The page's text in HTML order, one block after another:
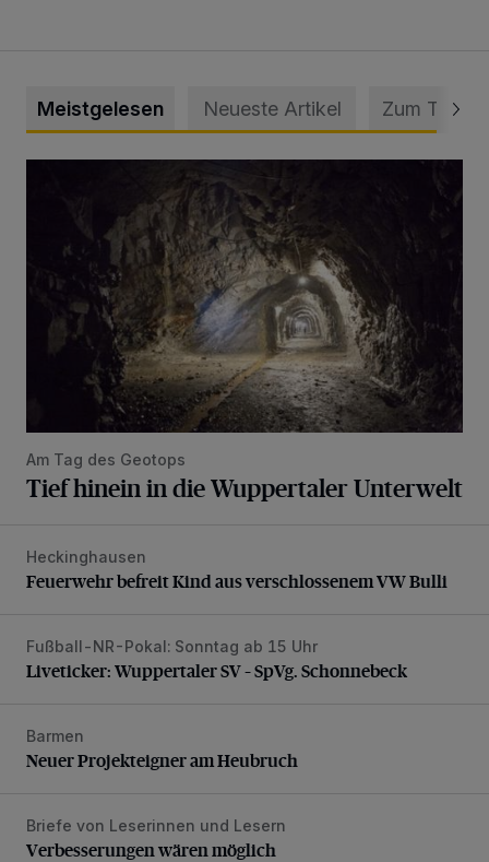
Meistgelesen Neueste Artikel Zum Thema
Am Tag des Geotops
Tief hinein in die Wuppertaler Unterwelt
Feuerwehr befreit Kind aus verschlossenem VW Bulli
Heckinghausen
Feuerwehr befreit Kind aus verschlossenem VW Bulli
Liveticker: Wuppertaler SV – SpVg. Schonnebeck
Fußball-NR-Pokal: Sonntag ab 15 Uhr
Liveticker: Wuppertaler SV – SpVg. Schonnebeck
Neuer Projekteigner am Heubruch
Barmen
Neuer Projekteigner am Heubruch
Verbesserungen wären möglich
Briefe von Leserinnen und Lesern
Verbesserungen wären möglich